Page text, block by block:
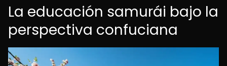
La educación samurái bajo la
perspectiva confuciana